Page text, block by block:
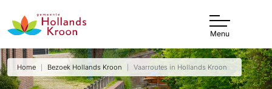
Menu
Home Bezoek Hollands Kroon Vaarroutes in Hollands Kroon